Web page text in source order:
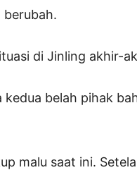
berubah.
di Jinling akhir-
belah pihak
malu saat ini.